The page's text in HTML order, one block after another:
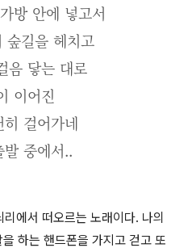
방 안에 넣고서
숲길을 헤치고
음 닿는 대로
이어진
걸어가네
중에서..
에서 떠오르는 노래이다. 나의
하는 핸드폰을 가지고 걷고 또